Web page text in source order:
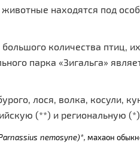
находятся под
количества птиц,
парка «Зигальга»
лося, волка, косули,
(**) и региональную (*)
nemosyne)*, махаон